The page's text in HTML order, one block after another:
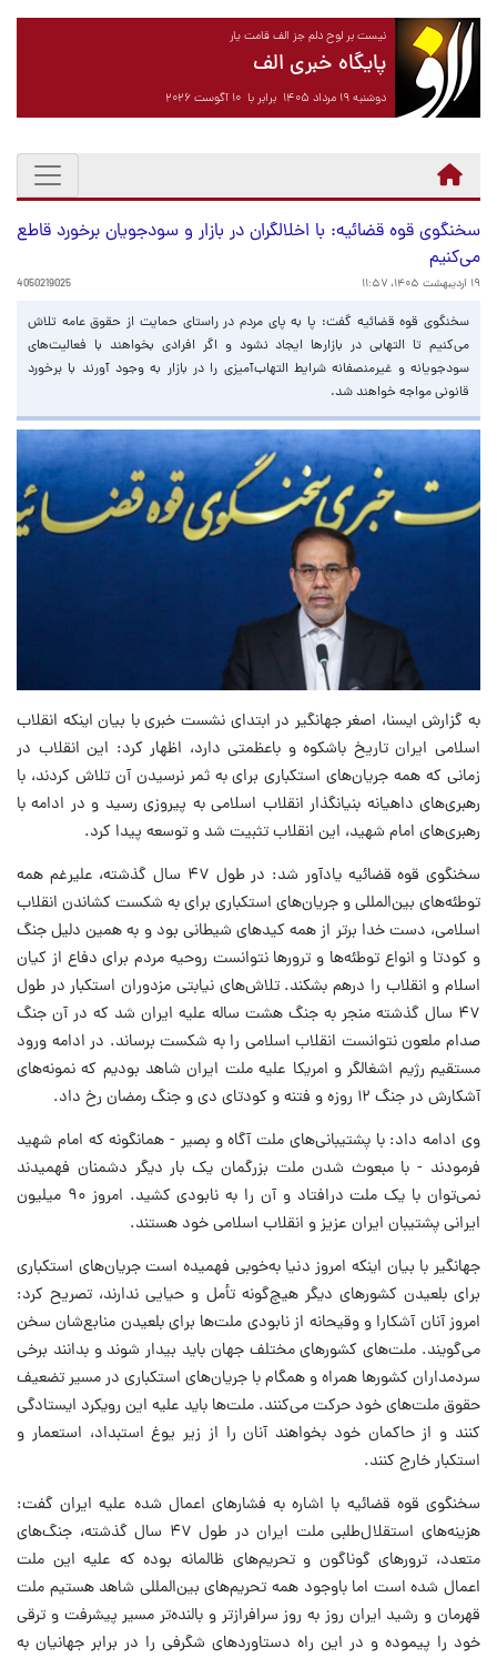
نیست بر لوح دلم جز الف قامت یار
پایگاه خبری الف
دوشنبه ۱۹ مرداد ۱۴۰۵ برابر با ۱۰ آگوست ۲۰۲۶
سخنگوی قوه قضائیه: با اخلالگران در بازار و سودجویان برخورد قاطع
می‌کنیم
۱۹ اردیبهشت ۱۴۰۵، ۱۱:۵۷ 4050219025
سخنگوی قوه قضائیه گفت: پا به پای مردم در راستای حمایت از حقوق عامه تلاش
می‌کنیم تا التهابی در بازارها ایجاد نشود و اگر افرادی بخواهند با فعالیت‌های
سودجویانه و غیرمنصفانه شرایط التهاب‌آمیزی را در بازار به وجود آورند با برخورد
قانونی مواجه خواهند شد.
به گزارش ایسنا، اصغر جهانگیر در ابتدای نشست خبری با بیان اینکه انقلاب
اسلامی ایران تاریخ باشکوه و باعظمتی دارد، اظهار کرد: این انقلاب در
زمانی که همه جریان‌های استکباری برای به ثمر نرسیدن آن تلاش کردند، با
رهبری‌های داهیانه بنیانگذار انقلاب اسلامی به پیروزی رسید و در ادامه با
رهبری‌های امام شهید، این انقلاب تثبیت شد و توسعه پیدا کرد.
سخنگوی قوه قضائیه یادآور شد: در طول ۴۷ سال گذشته، علیرغم همه
توطئه‌های بین‌المللی و جریان‌های استکباری برای به شکست کشاندن انقلاب
اسلامی، دست خدا برتر از همه کیدهای شیطانی بود و به همین دلیل جنگ
و کودتا و انواع توطئه‌ها و ترورها نتوانست روحیه مردم برای دفاع از کیان
اسلام و انقلاب را درهم بشکند. تلاش‌های نیابتی مزدوران استکبار در طول
۴۷ سال گذشته منجر به جنگ هشت ساله علیه ایران شد که در آن جنگ
صدام ملعون نتوانست انقلاب اسلامی را به شکست برساند. در ادامه ورود
مستقیم رژیم اشغالگر و امریکا علیه ملت ایران شاهد بودیم که نمونه‌های
آشکارش در جنگ ۱۲ روزه و فتنه و کودتای دی و جنگ رمضان رخ داد.
وی ادامه داد: با پشتیبانی‌های ملت آگاه و بصیر - همانگونه که امام شهید
فرمودند - با مبعوث شدن ملت بزرگمان یک بار دیگر دشمنان فهمیدند
نمی‌توان با یک ملت درافتاد و آن را به نابودی کشید. امروز ۹۰ میلیون
ایرانی پشتیبان ایران عزیز و انقلاب اسلامی خود هستند.
جهانگیر با بیان اینکه امروز دنیا به‌خوبی فهمیده است جریان‌های استکباری
برای بلعیدن کشورهای دیگر هیچ‌گونه تأمل و حیایی ندارند، تصریح کرد:
امروز آنان آشکارا و وقیحانه از نابودی ملت‌ها برای بلعیدن منابع‌شان سخن
می‌گویند. ملت‌های کشورهای مختلف جهان باید بیدار شوند و بدانند برخی
سردمداران کشورها همراه و همگام با جریان‌های استکباری در مسیر تضعیف
حقوق ملت‌های خود حرکت می‌کنند. ملت‌ها باید علیه این رویکرد ایستادگی
کنند و از حاکمان خود بخواهند آنان را از زیر یوغ استبداد، استعمار و
استکبار خارج کنند.
سخنگوی قوه قضائیه با اشاره به فشارهای اعمال شده علیه ایران گفت:
هزینه‌های استقلال‌طلبی ملت ایران در طول ۴۷ سال گذشته، جنگ‌های
متعدد، ترورهای گوناگون و تحریم‌های ظالمانه بوده که علیه این ملت
اعمال شده است اما باوجود همه تحریم‌های بین‌المللی شاهد هستیم ملت
قهرمان و رشید ایران روز به روز سرافرازتر و بالنده‌تر مسیر پیشرفت و ترقی
خود را پیموده و در این راه دستاوردهای شگرفی را در برابر جهانیان به